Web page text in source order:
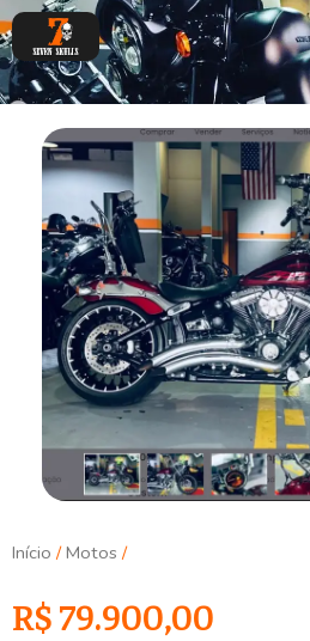
Início /Motos /
R$79.900,00